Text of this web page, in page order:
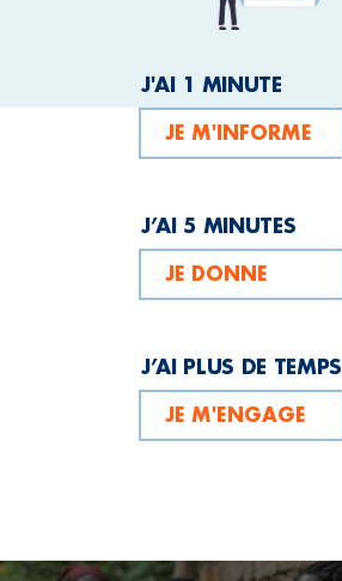
J'AI 1 MINUTE
JE M'INFORME
J’AI 5 MINUTES
JE DONNE
J’AI PLUS DE TEMPS
JE M'ENGAGE